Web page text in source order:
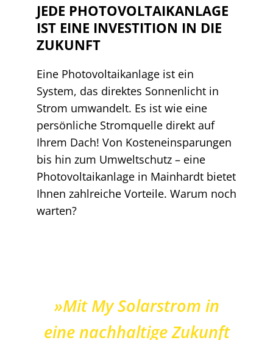
JEDE PHOTOVOLTAIKANLAGE
IST EINE INVESTITION IN DIE
ZUKUNFT
Eine Photovoltaikanlage ist ein
System, das direktes Sonnenlicht in
Strom umwandelt. Es ist wie eine
persönliche Stromquelle direkt auf
Ihrem Dach! Von Kosteneinsparungen
bis hin zum Umweltschutz – eine
Photovoltaikanlage in Mainhardt bietet
Ihnen zahlreiche Vorteile. Warum noch
warten?
»Mit My Solarstrom in
eine nachhaltige Zukunft